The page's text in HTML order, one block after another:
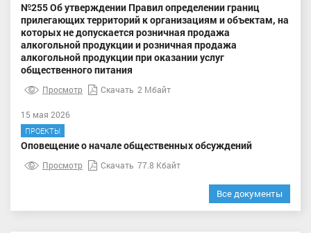
№255 Об утверждении Правил определении границ
прилегающих территорий к организациям и объектам, на
которых не допускается розничная продажа
алкогольной продукции и розничная продажа
алкогольной продукции при оказании услуг
общественного питания
Просмотр Скачать 2 Мбайт
15 мая 2026
ПРОЕКТЫ
Оповещение о начале общественных обсуждений
Просмотр Скачать 77.8 Кбайт
Все документы